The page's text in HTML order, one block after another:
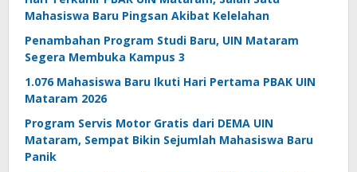
Mahasiswa Baru Pingsan Akibat Kelelahan
Penambahan Program Studi Baru, UIN Mataram
Segera Membuka Kampus 3
1.076 Mahasiswa Baru Ikuti Hari Pertama PBAK UIN
Mataram 2026
Program Servis Motor Gratis dari DEMA UIN
Mataram, Sempat Bikin Sejumlah Mahasiswa Baru
Panik